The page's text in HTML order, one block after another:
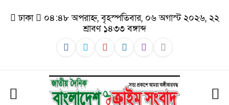
ঢাকা
০৪:৪৮ অপরাহ্ন, বৃহস্পতিবার, ০৬ অগাস্ট ২০২৬, ২২
শ্রাবণ ১৪৩৩ বঙ্গাব্দ